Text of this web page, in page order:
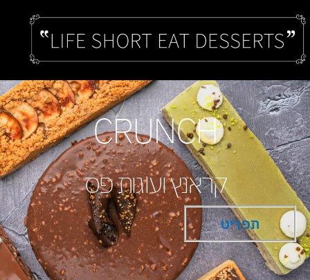
CRUNCH
קראנץ ועוגות פס
תפריט